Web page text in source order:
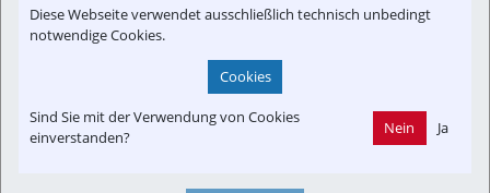
Diese Webseite verwendet ausschließlich technisch unbedingt
notwendige Cookies.
Cookies
Sind Sie mit der Verwendung von Cookies
einverstanden?
Nein Ja